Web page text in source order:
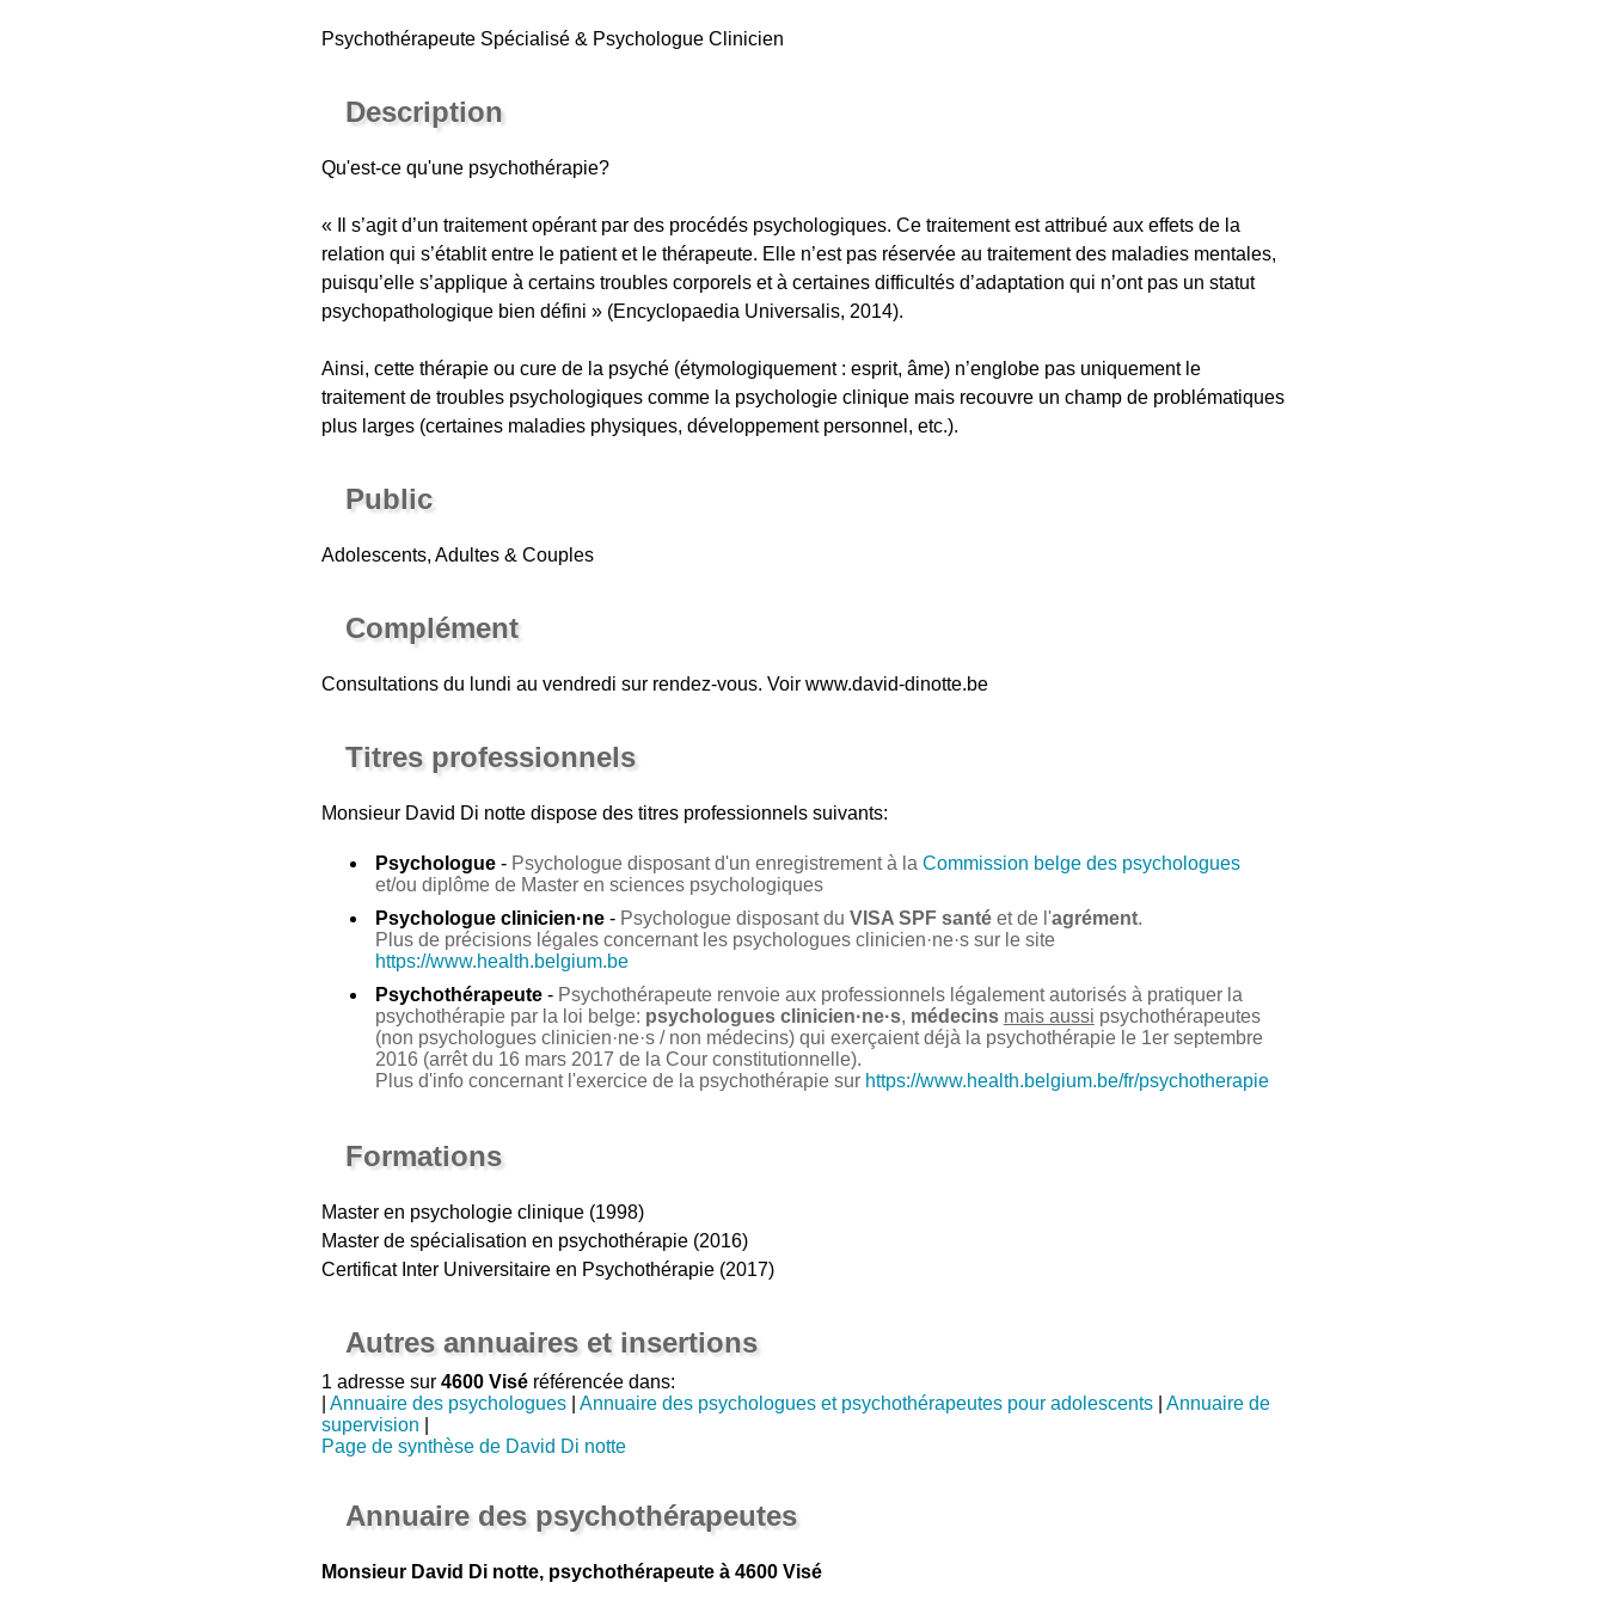
Psychothérapeute Spécialisé & Psychologue Clinicien
Description
Qu'est-ce qu'une psychothérapie?
« Il s’agit d’un traitement opérant par des procédés psychologiques. Ce traitement est attribué aux effets de la
relation qui s’établit entre le patient et le thérapeute. Elle n’est pas réservée au traitement des maladies mentales,
puisqu’elle s’applique à certains troubles corporels et à certaines difficultés d’adaptation qui n’ont pas un statut
psychopathologique bien défini » (Encyclopaedia Universalis, 2014).
Ainsi, cette thérapie ou cure de la psyché (étymologiquement : esprit, âme) n’englobe pas uniquement le
traitement de troubles psychologiques comme la psychologie clinique mais recouvre un champ de problématiques
plus larges (certaines maladies physiques, développement personnel, etc.).
Public
Adolescents, Adultes & Couples
Complément
Consultations du lundi au vendredi sur rendez-vous. Voir www.david-dinotte.be
Titres professionnels
Monsieur David Di nottedispose des titres professionnels suivants:
Psychologue- Psychologue disposant d'un enregistrement à la Commission belge des psychologues
et/ou diplôme de Master en sciences psychologiques
Psychologue clinicien·ne- Psychologue disposant du VISA SPF santéet de l'agrément.
Plus de précisions légales concernant les psychologues clinicien·ne·s sur le site
https://www.health.belgium.be
Psychothérapeute- Psychothérapeute renvoie aux professionnels légalement autorisés à pratiquer la
psychothérapie par la loi belge: psychologues clinicien·ne·s, médecins mais aussi psychothérapeutes
(non psychologues clinicien·ne·s / non médecins) qui exerçaient déjà la psychothérapie le 1er septembre
2016 (arrêt du 16 mars 2017 de la Cour constitutionnelle).
Plus d'info concernant l'exercice de la psychothérapie sur https://www.health.belgium.be/fr/psychotherapie
Formations
Master en psychologie clinique (1998)
Master de spécialisation en psychothérapie (2016)
Certificat Inter Universitaire en Psychothérapie (2017)
Autres annuaires et insertions
1 adresse sur 4600 Viséréférencée dans:
Annuaire des psychologues| Annuaire des psychologues et psychothérapeutes pour adolescents| Annuaire de
supervision
Page de synthèse de David Di notte
Annuaire des psychothérapeutes
Monsieur David Di notte, psychothérapeute à 4600 Visé